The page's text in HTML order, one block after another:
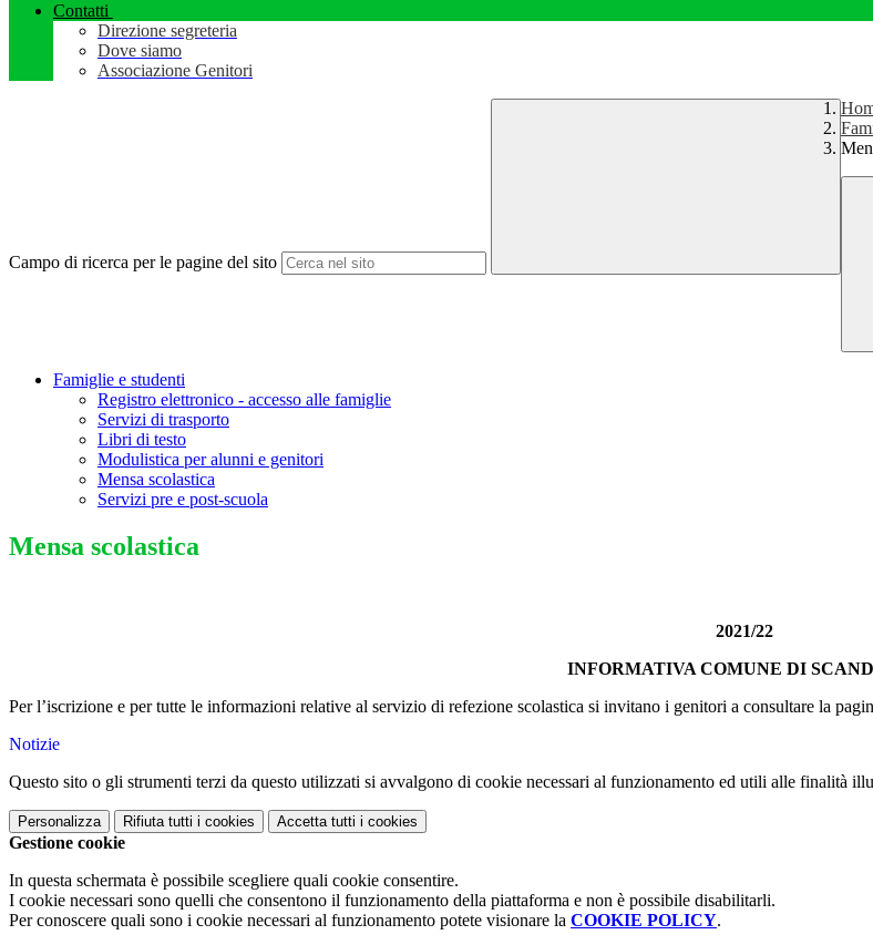
Contatti
Direzione segreteria
Dove siamo
Associazione Genitori
Campo di ricerca per le pagine del sito
Famiglie e studenti
Registro elettronico - accesso alle famiglie
Servizi di trasporto
Libri di testo
Modulistica per alunni e genitori
Mensa scolastica
Servizi pre e post-scuola
Mensa scolastica
2021/22
INFORMATIVA COMUNE DI
Per l’iscrizione e per tutte le informazioni relative al servizio di refezione scolastica si invitano i genitori a consultare la
Notizie
Questo sito o gli strumenti terzi da questo utilizzati si avvalgono di cookie necessari al funzionamento ed utili alle finalità
Personalizza Rifiuta tutti i cookies Accetta tutti i cookies
Gestione cookie
In questa schermata è possibile scegliere quali cookie consentire.
I cookie necessari sono quelli che consentono il funzionamento della piattaforma e non è possibile disabilitarli.
Per conoscere quali sono i cookie necessari al funzionamento potete visionare la COOKIE POLICY.